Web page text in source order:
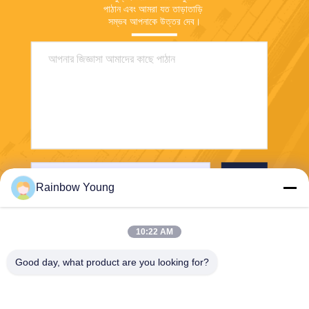
পাঠান এবং আমরা যত তাড়াতাড়ি
সম্ভব আপনাকে উত্তর দেব।
Rainbow Young
10:22 AM
Good day, what product are you looking for?